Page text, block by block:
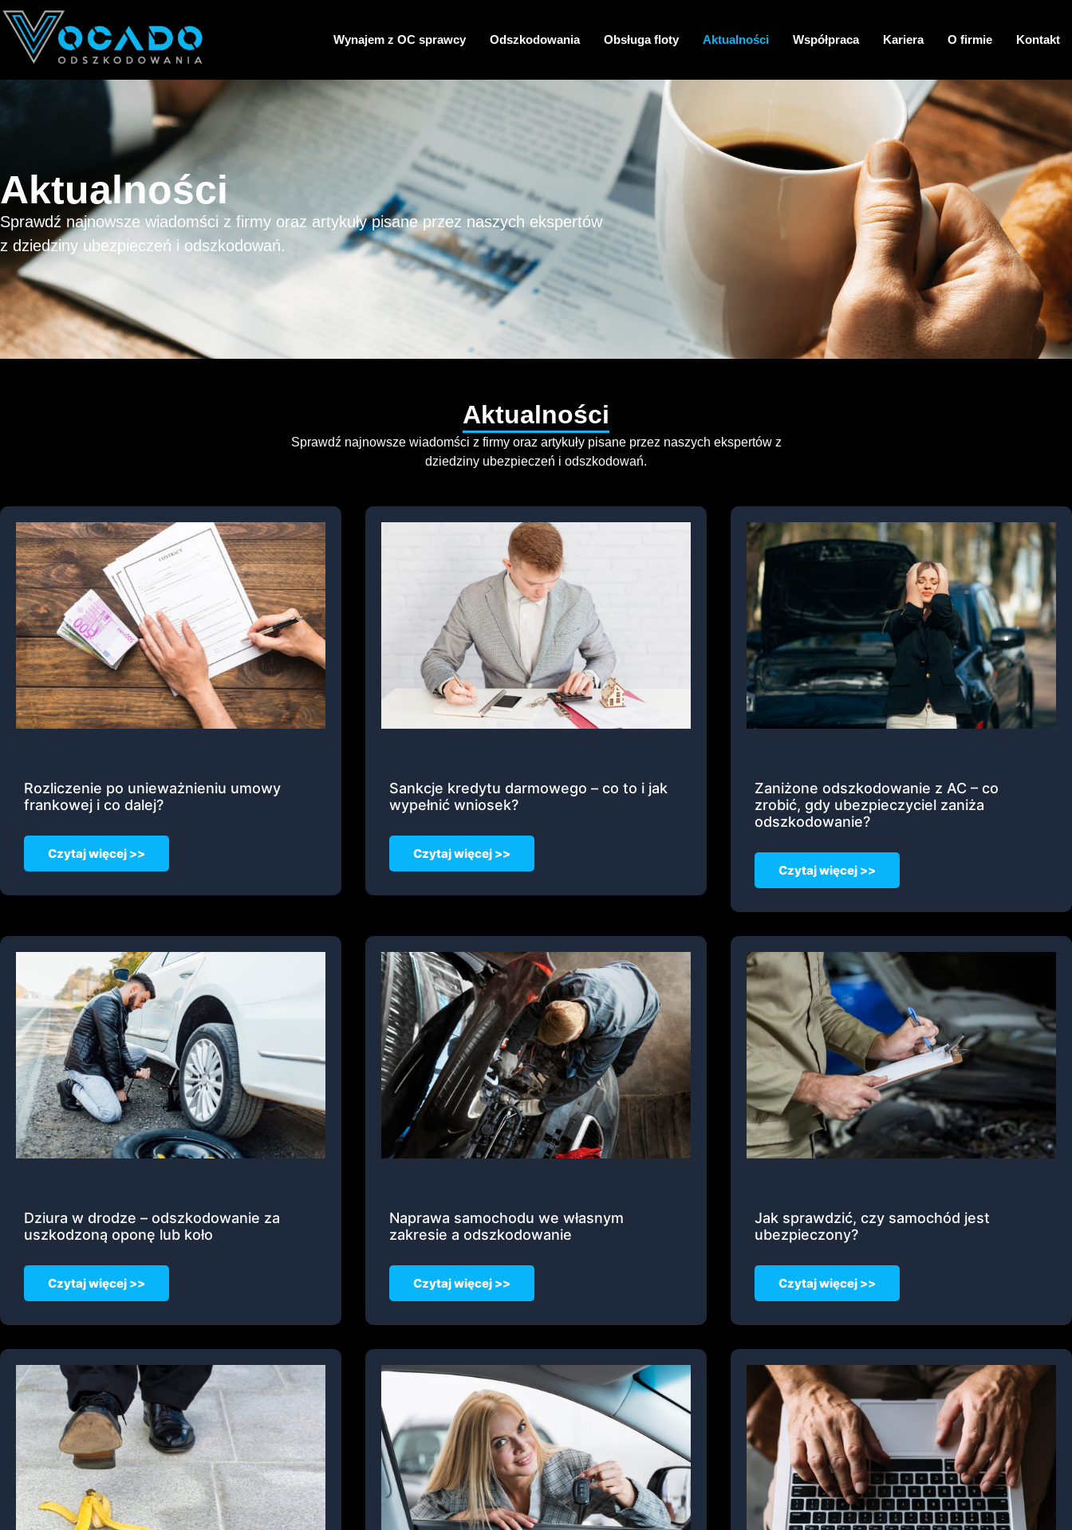
Wynajem z OC sprawcy Odszkodowania Obsługa floty Aktualności Współpraca Kariera O firmie Kontakt
Aktualności
Sprawdź najnowsze wiadomści z firmy oraz artykuły pisane przez naszych ekspertów
z dziedziny ubezpieczeń i odszkodowań.
Aktualności
Sprawdź najnowsze wiadomści z firmy oraz artykuły pisane przez naszych ekspertów z
dziedziny ubezpieczeń i odszkodowań.
Rozliczenie po unieważnieniu umowy
frankowej i co dalej?
Czytaj więcej >>
Sankcje kredytu darmowego – co to i jak
wypełnić wniosek?
Czytaj więcej >>
Zaniżone odszkodowanie z AC – co
zrobić, gdy ubezpieczyciel zaniża
odszkodowanie?
Czytaj więcej >>
Dziura w drodze – odszkodowanie za
uszkodzoną oponę lub koło
Czytaj więcej >>
Naprawa samochodu we własnym
zakresie a odszkodowanie
Czytaj więcej >>
Jak sprawdzić, czy samochód jest
ubezpieczony?
Czytaj więcej >>